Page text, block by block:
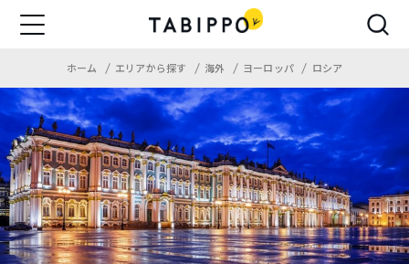
ホーム エリアから探す 海外 ヨーロッパ ロシア